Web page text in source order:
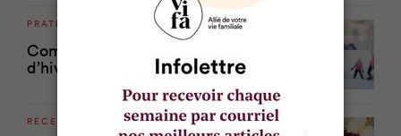
PRATICO-PRATIQUE
Comment pratiquer des sports
d’hiver sans vider son portefeuille?
RECETTES SANTÉ